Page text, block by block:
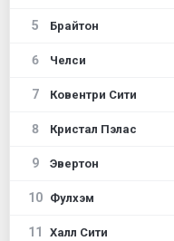
5 Брайтон
6 Челси
7 Ковентри Сити
8 Кристал Пэлас
9 Эвертон
10 Фулхэм
11 Халл Сити